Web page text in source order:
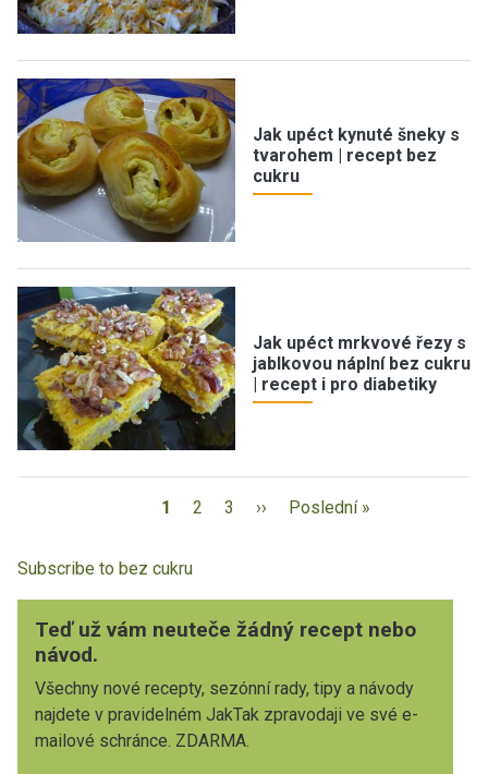
Jak upéct kynuté šneky s
tvarohem | recept bez
cukru
Jak upéct mrkvové řezy s
jablkovou náplní bez cukru
| recept i pro diabetiky
1 2 3 ›› Poslední »
Subscribe to bez cukru
Teď už vám neuteče žádný recept nebo
návod.
Všechny nové recepty, sezónní rady, tipy a návody
najdete v pravidelném JakTak zpravodaji ve své e-
mailové schránce. ZDARMA.